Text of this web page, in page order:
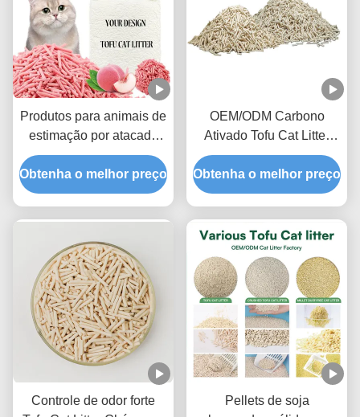
Produtos para animais de
estimação por atacado
Tofu perfumado de
pêssego Lixo de gato
ultra aglomerante doce
Obtenha o melhor preço
OEM/ODM Carbono
Ativado Tofu Cat Litter
Formulário
Desodorizante Avançado
Odor Lock Pet Litter Sand
Obtenha o melhor preço
Controle de odor forte
Pellets de soja